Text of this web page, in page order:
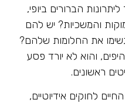
הברורים ביופי,
והמשכיות? יש להם
את החלומות שלהם?
והוא לא יורד פסע
ראשונים.
לחוקים אידיוטיים,